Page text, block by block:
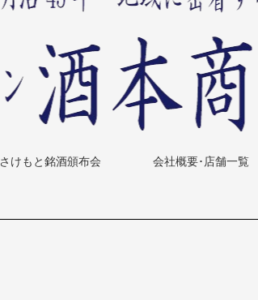
さけもと銘酒頒布会 会社概要･店舗一覧